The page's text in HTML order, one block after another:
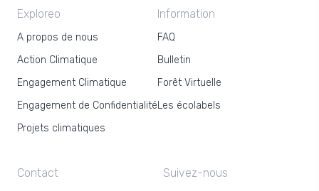
Exploreo
A propos de nous
Action Climatique
Engagement Climatique
Engagement de Confidentialité
Projets climatiques
Information
FAQ
Bulletin
Forêt Virtuelle
Les écolabels
Contact Suivez-nous